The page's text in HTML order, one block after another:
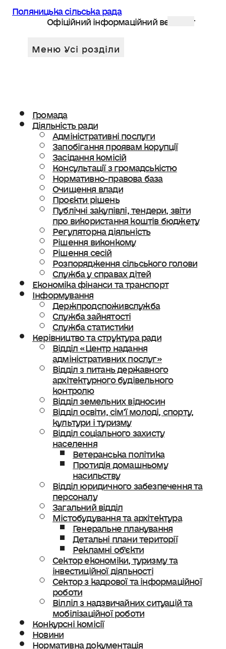
Поляницька сільська рада
Офіційний інформаційний веб сайт
Громада
Діяльність ради
Адміністративні послуги
Запобігання проявам корупції
Засідання комісій
Консультації з громадськістю
Нормативно-правова база
Очищення влади
Проєкти рішень
Публічні закупівлі, тендери, звіти
про використання коштів бюджету
Регуляторна діяльність
Рішення виконкому
Рішення сесій
Розпорядження сільського голови
Служба у справах дітей
Економіка фінанси та транспорт
Інформування
Держпродспоживслужба
Служба зайнятості
Служба статистики
Керівництво та структура ради
Відділ «Центр надання
адміністративних послуг»
Відділ з питань державного
архітектурного будівельного
контролю
Відділ земельних відносин
Відділ освіти, сімʼї молоді, спорту,
культури і туризму
Відділ соціального захисту
населення
Ветеранська політика
Протидія домашньому
насильству
Відділ юридичного забезпечення та
персоналу
Загальний відділ
Містобудування та архітектура
Генеральне планування
Детальні плани території
Рекламні об’єкти
Сектор економіки, туризму та
інвестиційної діяльності
Сектор з кадрової та інформаційної
роботи
Вілліл з надзвичайних ситуацій та
мобілізаційної роботи
Конкурсні комісії
Новини
Нормативна документація